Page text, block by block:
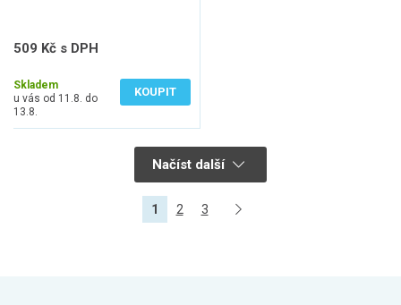
509 Kč s DPH
Skladem
u vás od 11.8. do
13.8.
KOUPIT
Načíst další
1 2 3